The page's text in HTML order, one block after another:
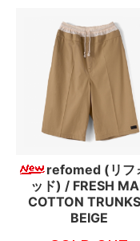
refomed (リフ
ッド) / FRESH
COTTON
BEIGE